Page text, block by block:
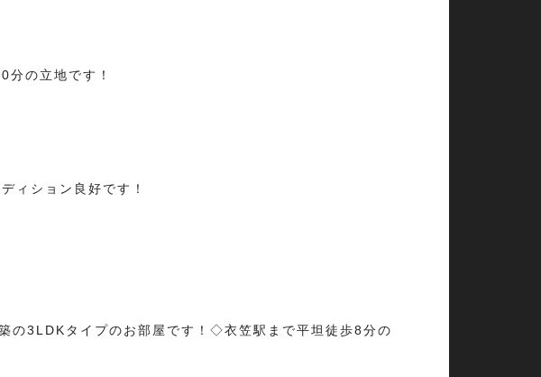
の立地です！
ィション良好です！
3LDKタイプのお部屋です！◇衣笠駅まで平坦徒歩8分の